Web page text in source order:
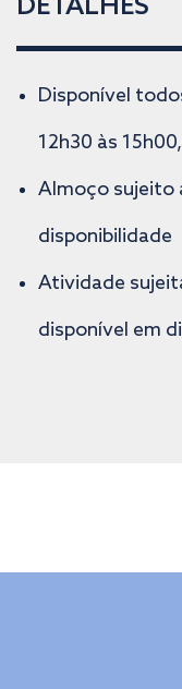
DETALHES
Disponível
12h30 às
Almoço sujeito
disponibilidade
Atividade
disponível em